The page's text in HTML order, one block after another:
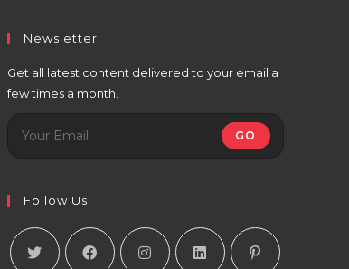
Newsletter
Get all latest content delivered to your email a
few times a month.
GO
Follow Us